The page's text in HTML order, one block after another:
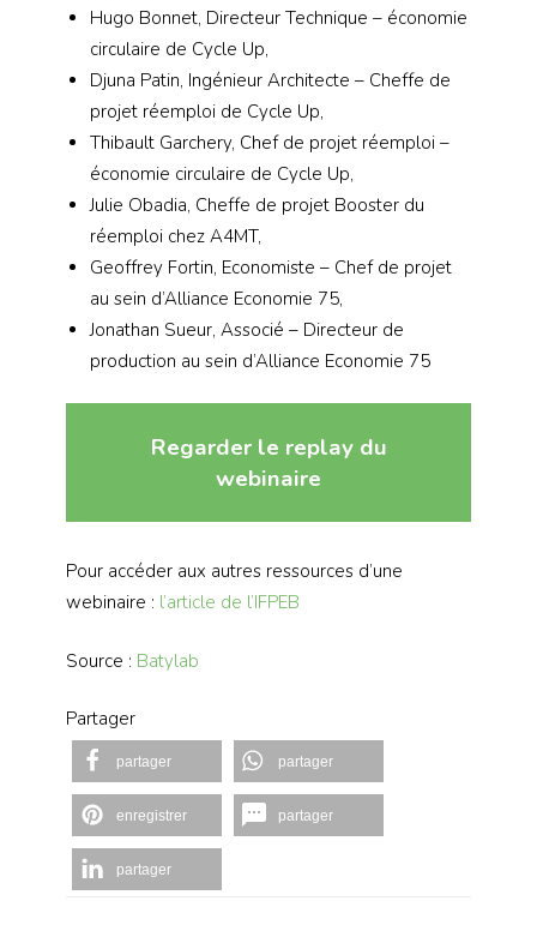
Hugo Bonnet, Directeur Technique – économie
circulaire de Cycle Up,
Djuna Patin, Ingénieur Architecte – Cheffe de
projet réemploi de Cycle Up,
Thibault Garchery, Chef de projet réemploi –
économie circulaire de Cycle Up,
Julie Obadia, Cheffe de projet Booster du
réemploi chez A4MT,
Geoffrey Fortin, Economiste – Chef de projet
au sein d’Alliance Economie 75,
Jonathan Sueur, Associé – Directeur de
production au sein d’Alliance Economie 75
Regarder le replay du
webinaire
Pour accéder aux autres ressources d’une
webinaire : l’article de l’IFPEB
Source : Batylab
Partager
partager partager
enregistrer partager
partager